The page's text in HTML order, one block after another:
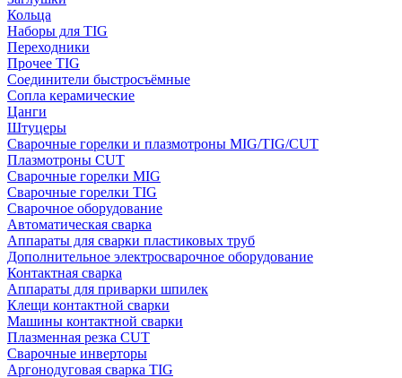
Кольца
Наборы для TIG
Переходники
Прочее TIG
Соединители быстросъёмные
Сопла керамические
Цанги
Штуцеры
Сварочные горелки и плазмотроны MIG/TIG/CUT
Плазмотроны CUT
Сварочные горелки MIG
Сварочные горелки TIG
Сварочное оборудование
Автоматическая сварка
Аппараты для сварки пластиковых труб
Дополнительное электросварочное оборудование
Контактная сварка
Аппараты для приварки шпилек
Клещи контактной сварки
Машины контактной сварки
Плазменная резка CUT
Сварочные инверторы
Аргонодуговая сварка TIG